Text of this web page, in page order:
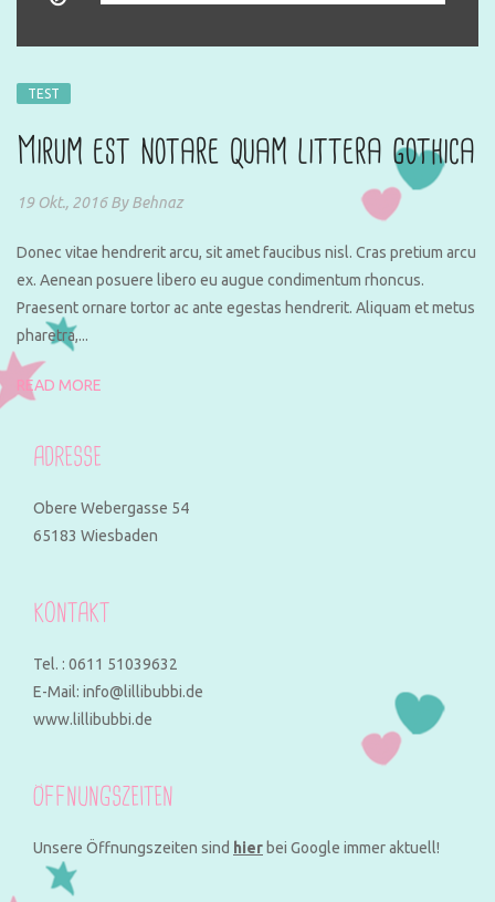
TEST
Mirum est notare quam littera gothica
19 Okt., 2016 ByBehnaz
Donec vitae hendrerit arcu, sit amet faucibus nisl. Cras pretium arcu
ex. Aenean posuere libero eu augue condimentum rhoncus.
Praesent ornare tortor ac ante egestas hendrerit. Aliquam et metus
pharetra,...
READ MORE
ADRESSE
Obere Webergasse 54
65183 Wiesbaden
KONTAKT
Tel. : 0611 51039632
E-Mail: info@lillibubbi.de
www.lillibubbi.de
ÖFFNUNGSZEITEN
Unsere Öffnungszeiten sind hier bei Google immer aktuell!